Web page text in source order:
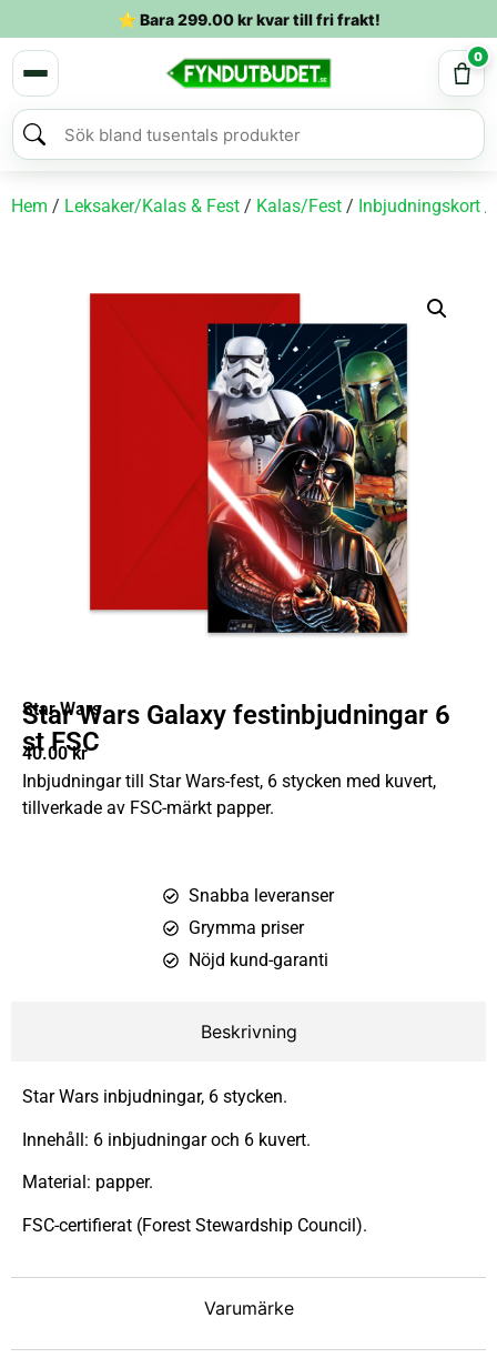
⭐ Bara299.00krkvar till fri frakt!
0
Hem / Leksaker/Kalas & Fest / Kalas/Fest / Inbjudningskort /
Star Wars
Star Wars Galaxy festinbjudningar 6
st FSC
40.00kr
Inbjudningar till Star Wars-fest, 6 stycken med kuvert,
tillverkade av FSC-märkt papper.
Snabba leveranser
Grymma priser
Nöjd kund-garanti
Beskrivning
Varumärke
Star Wars inbjudningar, 6 stycken.
Innehåll: 6 inbjudningar och 6 kuvert.
Material: papper.
FSC-certifierat (Forest Stewardship Council).